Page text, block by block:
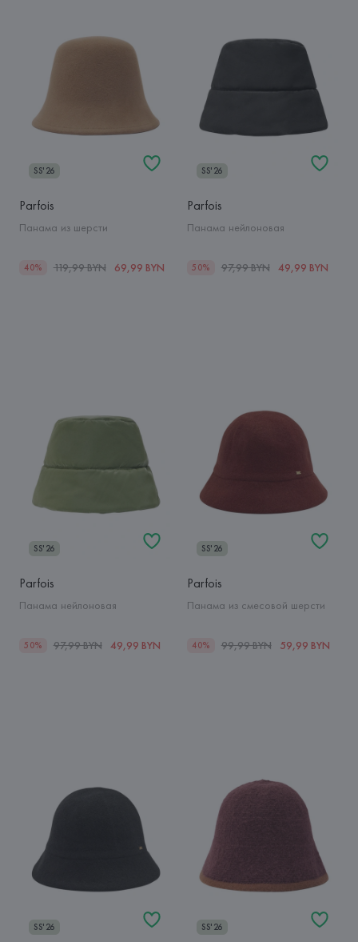
SS'26
Parfois
Панама из шерсти
40% 119,99 BYN 69,99 BYN
SS'26
Parfois
Панама нейлоновая
50% 97,99 BYN 49,99 BYN
SS'26
Parfois
Панама нейлоновая
50% 97,99 BYN 49,99 BYN
SS'26
Parfois
Панама из смесовой шерсти
40% 99,99 BYN 59,99 BYN
SS'26 SS'26